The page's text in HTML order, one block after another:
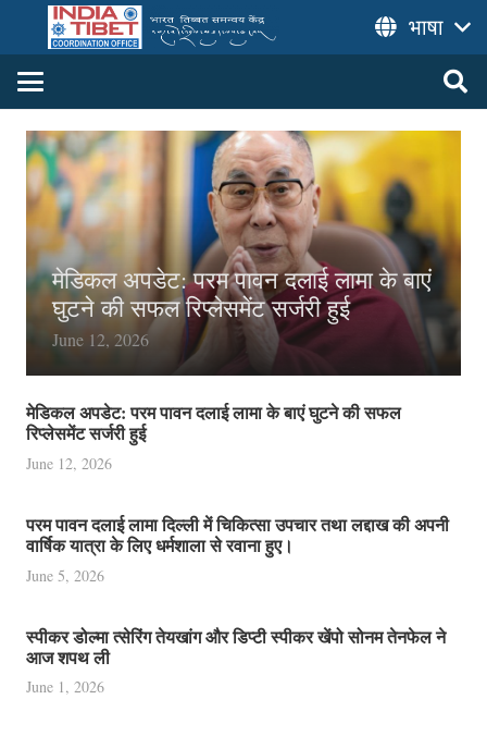
भाषा
मेडिकल अपडेट: परम पावन दलाई लामा के बाएं
घुटने की सफल रिप्लेसमेंट सर्जरी हुई
June 12, 2026
मेडिकल अपडेट: परम पावन दलाई लामा के बाएं घुटने की सफल
रिप्लेसमेंट सर्जरी हुई
June 12, 2026
परम पावन दलाई लामा दिल्ली में चिकित्सा उपचार तथा लद्दाख की अपनी
वार्षिक यात्रा के लिए धर्मशाला से रवाना हुए।
June 5, 2026
स्पीकर डोल्मा त्सेरिंग तेयखांग और डिप्टी स्पीकर खेंपो सोनम तेनफेल ने
आज शपथ ली
June 1, 2026